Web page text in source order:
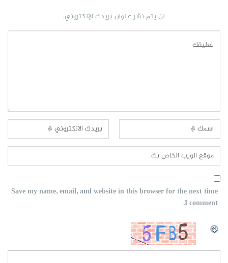
لن يتم نشر عنوان بريدك الإلكتروني.
Save my name, email, and website in this browser for the next time
I comment.